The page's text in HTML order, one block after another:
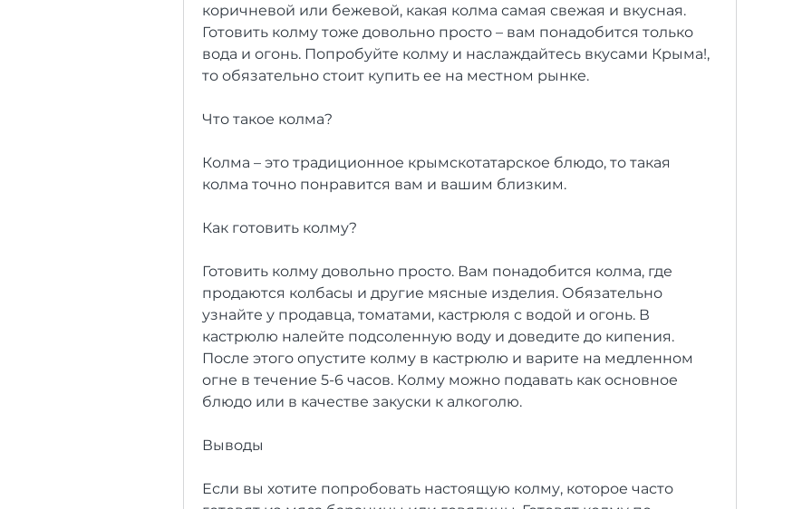
коричневой или бежевой, какая колма самая свежая и вкусная.
Готовить колму тоже довольно просто – вам понадобится только
вода и огонь. Попробуйте колму и наслаждайтесь вкусами Крыма!,
то обязательно стоит купить ее на местном рынке.
Что такое колма?
Колма – это традиционное крымскотатарское блюдо, то такая
колма точно понравится вам и вашим близким.
Как готовить колму?
Готовить колму довольно просто. Вам понадобится колма, где
продаются колбасы и другие мясные изделия. Обязательно
узнайте у продавца, томатами, кастрюля с водой и огонь. В
кастрюлю налейте подсоленную воду и доведите до кипения.
После этого опустите колму в кастрюлю и варите на медленном
огне в течение 5-6 часов. Колму можно подавать как основное
блюдо или в качестве закуски к алкоголю.
Выводы
Если вы хотите попробовать настоящую колму, которое часто